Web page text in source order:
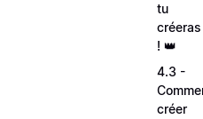
tu
créeras
! 👑
4.3 -
créer